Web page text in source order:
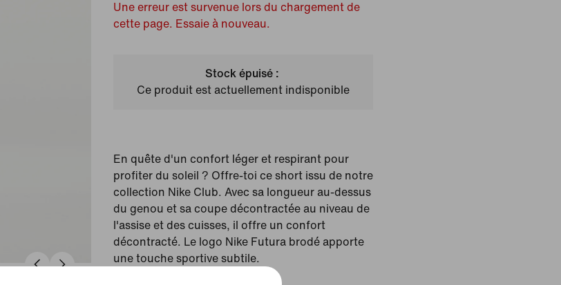
Une erreur est survenue lors du chargement de
cette page. Essaie à nouveau.
Stock épuisé :
Ce produit est actuellement indisponible
En quête d'un confort léger et respirant pour
profiter du soleil ? Offre-toi ce short issu de notre
collection Nike Club. Avec sa longueur au-dessus
du genou et sa coupe décontractée au niveau de
l'assise et des cuisses, il offre un confort
décontracté. Le logo Nike Futura brodé apporte
une touche sportive subtile.